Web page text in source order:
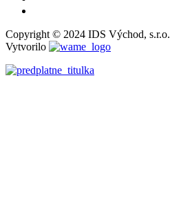
Copyright © 2024 IDS Východ, s.r.o.
Vytvorilo